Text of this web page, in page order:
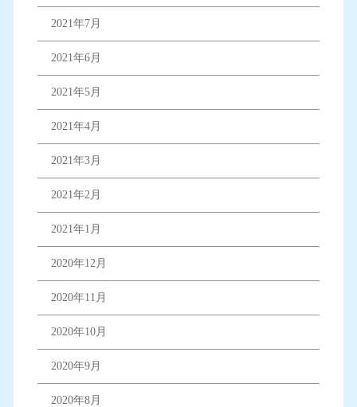
2021年7月
2021年6月
2021年5月
2021年4月
2021年3月
2021年2月
2021年1月
2020年12月
2020年11月
2020年10月
2020年9月
2020年8月